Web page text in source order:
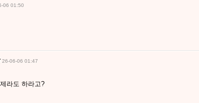
06 01:50
26-06-06 01:47
라도 하라고?